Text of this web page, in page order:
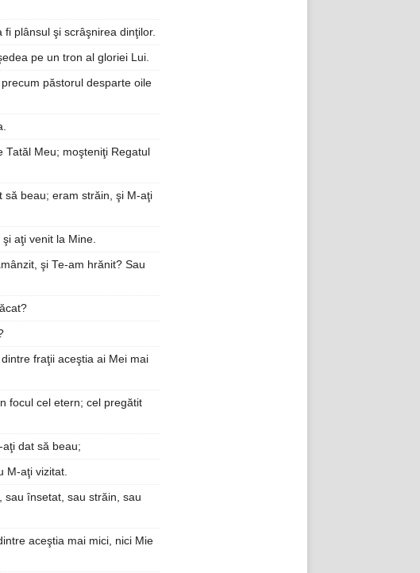
plânsul şi scrâşnirea dinţilor.
pe un tron al gloriei Lui.
păstorul desparte oile
Meu; moşteniţi Regatul
să beau; eram străin, şi M-aţi
aţi venit la Mine.
şi Te-am hrănit? Sau
fraţii aceştia ai Mei mai
focul cel etern; cel pregătit
dat să beau;
M-aţi vizitat.
sau însetat, sau străin, sau
aceştia mai mici, nici Mie